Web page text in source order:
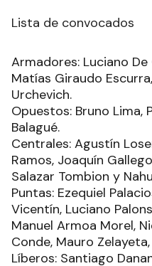
Lista de convocados
Armadores: Luciano
Matías Giraudo
Urchevich.
Opuestos: Bruno Lima,
Balagué.
Centrales: Agustín
Ramos, Joaquín
Salazar Tombion y
Puntas: Ezequiel
Vicentín, Luciano
Manuel Armoa Morel,
Conde, Mauro
Líberos: Santiago